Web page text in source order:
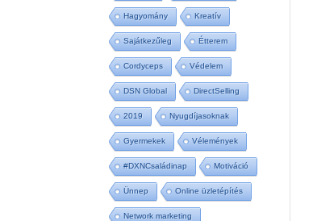
Hagyomány Kreatív
Sajátkezűleg Étterem
Cordyceps Védelem
DSN Global DirectSelling
2019 Nyugdíjasoknak
Gyermekek Vélemények
#DXNCsaládinap Motiváció
Ünnep Online üzletépítés
Network marketing